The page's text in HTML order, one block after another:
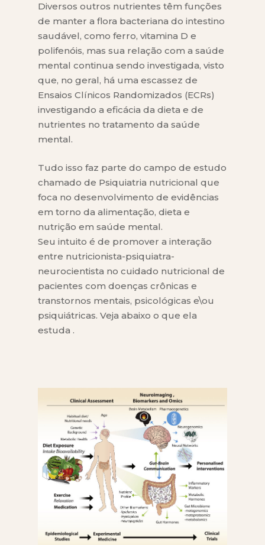
Diversos outros nutrientes têm funções
de manter a flora bacteriana do intestino
saudável, como ferro, vitamina D e
polifenóis, mas sua relação com a saúde
mental continua sendo investigada, visto
que, no geral, há uma escassez de
Ensaios Clínicos Randomizados (ECRs)
investigando a eficácia da dieta e de
nutrientes no tratamento da saúde
mental.
Tudo isso faz parte do campo de estudo
chamado de Psiquiatria nutricional que
foca no desenvolvimento de evidências
em torno da alimentação, dieta e
nutrição em saúde mental.
Seu intuito é de promover a interação
entre nutricionista-psiquiatra-
neurocientista no cuidado nutricional de
pacientes com doenças crônicas e
transtornos mentais, psicológicas e\ou
psiquiátricas. Veja abaixo o que ela
estuda .